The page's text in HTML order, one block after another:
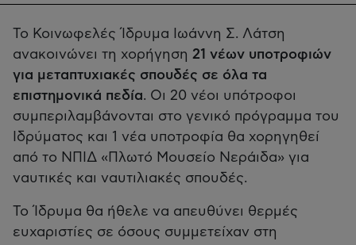
Το Κοινωφελές Ίδρυμα Ιωάννη Σ. Λάτση
ανακοινώνει τη χορήγηση 21 νέων υποτροφιών
για μεταπτυχιακές σπουδές σε όλα τα
επιστημονικά πεδία. Οι 20 νέοι υπότροφοι
συμπεριλαμβάνονται στο γενικό πρόγραμμα του
Ιδρύματος και 1 νέα υποτροφία θα χορηγηθεί
από το ΝΠΙΔ «Πλωτό Μουσείο Νεράιδα» για
ναυτικές και ναυτιλιακές σπουδές.
Το Ίδρυμα θα ήθελε να απευθύνει θερμές
ευχαριστίες σε όσους συμμετείχαν στη